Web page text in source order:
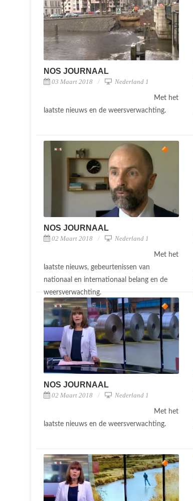
NOS JOURNAAL
03 Maart 2018 Nederland 1
Met het
laatste nieuws en de weersverwachting.
NOS JOURNAAL
02 Maart 2018 Nederland 1
Met het
laatste nieuws, gebeurtenissen van
nationaal en internationaal belang en de
weersverwachting.
NOS JOURNAAL
02 Maart 2018 Nederland 1
Met het
laatste nieuws en de weersverwachting.